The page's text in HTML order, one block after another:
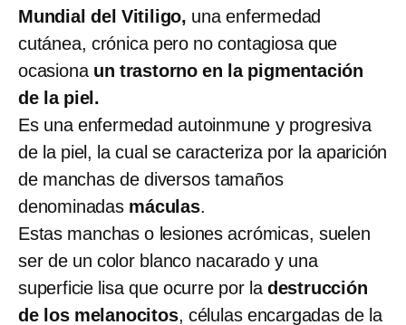
Mundial del Vitiligo, una enfermedad
cutánea, crónica pero no contagiosa que
ocasiona un trastorno en la pigmentación
de la piel.
Es una enfermedad autoinmune y progresiva
de la piel, la cual se caracteriza por la aparición
de manchas de diversos tamaños
denominadas máculas.
Estas manchas o lesiones acrómicas, suelen
ser de un color blanco nacarado y una
superficie lisa que ocurre por la destrucción
de los melanocitos, células encargadas de la